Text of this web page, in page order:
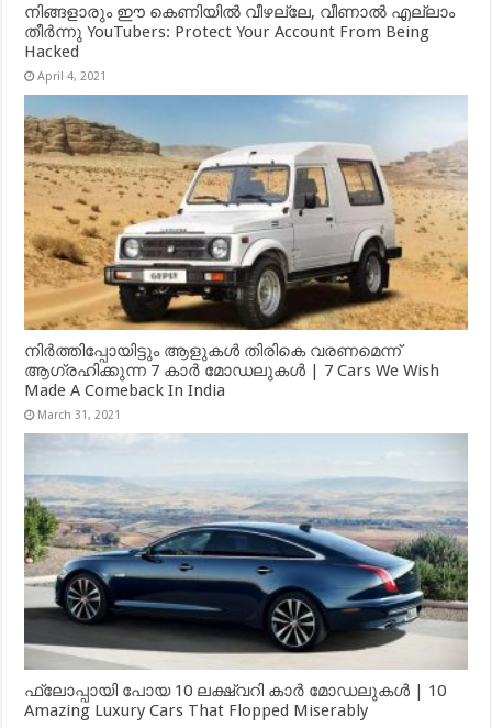
നിങ്ങളാരും ഈ കെണിയിൽ വീഴല്ലേ, വീണാൽ എല്ലാം
തീർന്നു YouTubers: Protect Your Account From Being
Hacked
April 4, 2021
നിർത്തിപ്പോയിട്ടും ആളുകൾ തിരികെ വരണമെന്ന്
ആഗ്രഹിക്കുന്ന 7 കാർ മോഡലുകൾ | 7 Cars We Wish
Made A Comeback In India
March 31, 2021
ഫ്ലോപ്പായി പോയ 10 ലക്ഷ്വറി കാർ മോഡലുകൾ | 10
Amazing Luxury Cars That Flopped Miserably